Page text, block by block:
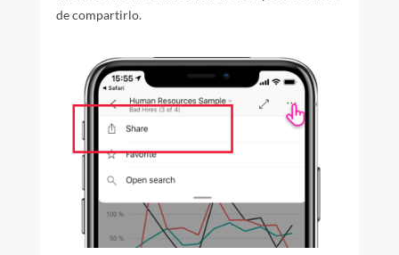
de compartirlo.